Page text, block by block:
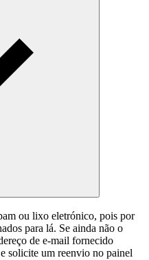
ou lixo eletrónico, pois por
para lá. Se ainda não o
de e-mail fornecido
solicite um reenvio no painel